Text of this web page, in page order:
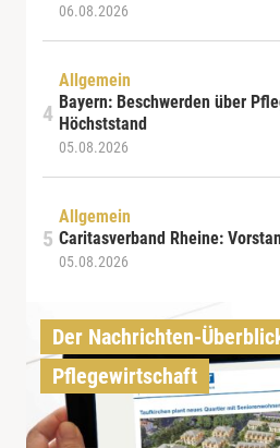
06.08.2026
Allgemein
Bayern: Beschwerden über
Höchststand
05.08.2026
Allgemein
Caritasverband Rheine:
05.08.2026
Der Nachrichten-
Pflegewirtschaft